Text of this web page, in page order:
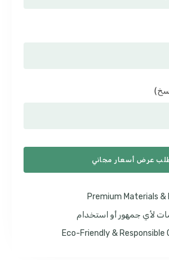
عرض أسعار مجاني
Premium Materials
لأي جمهور أو استخدام
Eco-Friendly &